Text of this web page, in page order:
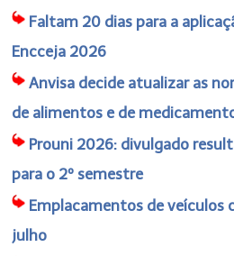
Faltam 20 dias para a
Encceja 2026
Anvisa decide atualizar as
de alimentos e de
Prouni 2026: divulgado
para o 2º semestre
Emplacamentos de veículos
julho